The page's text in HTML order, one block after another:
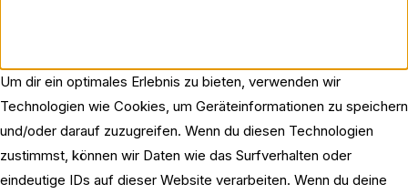
Um dir ein optimales Erlebnis zu bieten, verwenden wir
Technologien wie Cookies, um Geräteinformationen zu speichern
und/oder darauf zuzugreifen. Wenn du diesen Technologien
zustimmst, können wir Daten wie das Surfverhalten oder
eindeutige IDs auf dieser Website verarbeiten. Wenn du deine